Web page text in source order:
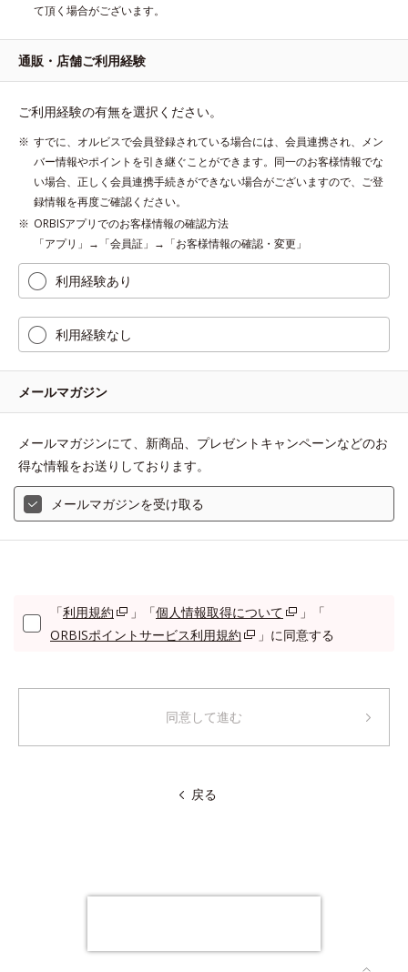
て頂く場合がございます。
通販・店舗ご利用経験
ご利用経験の有無を選択ください。
すでに、オルビスで会員登録されている場合には、会員連携され、メン
バー情報やポイントを引き継ぐことができます。同一のお客様情報でな
い場合、正しく会員連携手続きができない場合がございますので、ご登
録情報を再度ご確認ください。
ORBISアプリでのお客様情報の確認方法
「アプリ」→「会員証」→「お客様情報の確認・変更」
利用経験あり
利用経験なし
メールマガジン
メールマガジンにて、新商品、プレゼントキャンペーンなどのお
得な情報をお送りしております。
メールマガジンを受け取る
「利用規約 」「個人情報取得について
」「
ORBISポイントサービス利用規約
」に同意する
同意して進む
戻る